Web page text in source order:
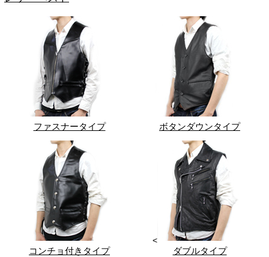
ファスナータイプ ボタンダウンタイプ
コンチョ付きタイプ
<
ダブルタイプ